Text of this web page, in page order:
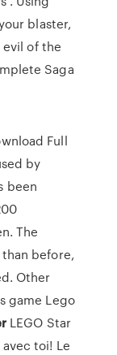
blaster,
of the
Saga
Full
by
been
The
before,
Other
game Lego
LEGO Star
toi! Le